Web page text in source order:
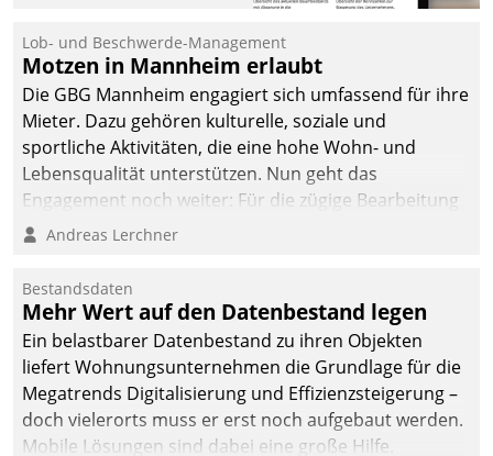
Ressort Kapitalanlage für
künftige Aufgaben und
Herausforderungen
gerüstet.
Lob- und Beschwerde-Management
Motzen in Mannheim erlaubt
Die GBG Mannheim engagiert sich umfassend für ihre
Mieter. Dazu gehören kulturelle, soziale und
sportliche Aktivitäten, die eine hohe Wohn- und
Lebensqualität unterstützen. Nun geht das
Engagement noch weiter: Für die zügige Bearbeitung
von Beschwerden – oder Lob – richtet das
und Beschwerde-Management einen eigenen Kanal
ein.
Andreas Lerchner
Bestandsdaten
Mehr Wert auf den Datenbestand legen
Ein belastbarer Datenbestand zu ihren Objekten
liefert Wohnungsunternehmen die Grundlage für die
Megatrends Digitalisierung und Effizienzsteigerung –
doch vielerorts muss er erst noch aufgebaut werden.
Mobile Lösungen sind dabei eine große Hilfe.